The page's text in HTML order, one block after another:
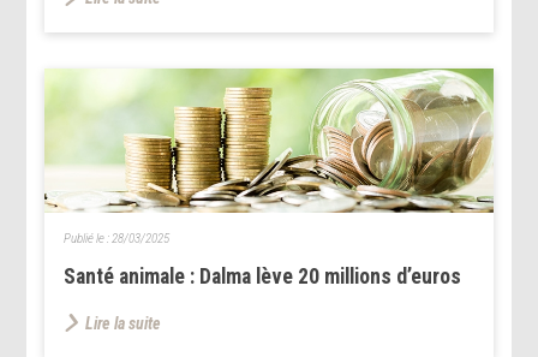
Santé animale : Dalma lève 20 millions d’euros
Publié le : 28/03/2025
Lire la suite